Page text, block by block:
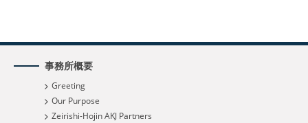
事務所概要
Greeting
Our Purpose
Zeirishi-Hojin AKJ Partners